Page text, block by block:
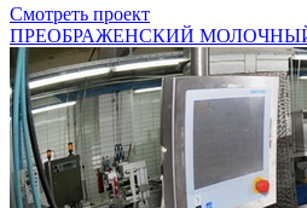
Смотреть проект
ПРЕОБРАЖЕНСКИЙ